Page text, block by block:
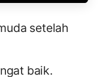
setelah
baik.